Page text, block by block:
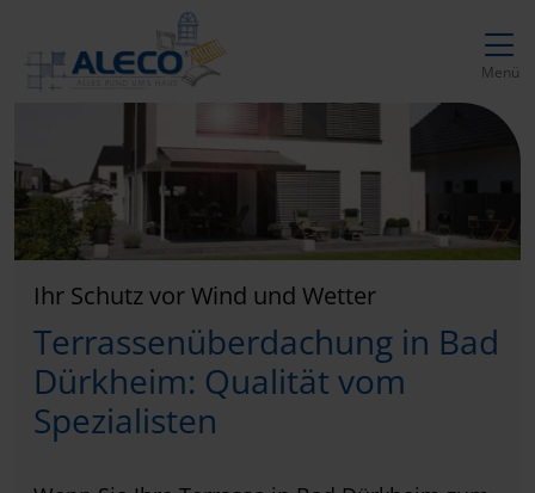
zur Top-Navigation
zur Hauptnavigation
Inhalt springen
Hauptnavigation
Menü
Ihr Schutz vor Wind und Wetter
Terrassenüberdachung in Bad
Dürkheim: Qualität vom
Spezialisten